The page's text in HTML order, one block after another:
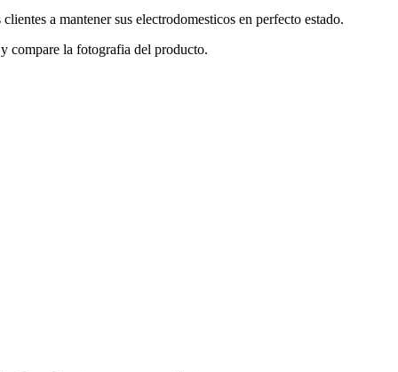
a mantener sus electrodomesticos en perfecto estado.
compare la fotografia del producto.